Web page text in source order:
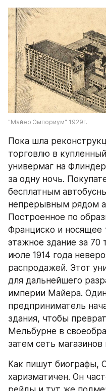
"Майер Эмпориум" 1929г.
Пока шла
торговлю в
универмаг на
за одну ночь.
бесплатным
непрерывным рядом
Построенное по
Франциско и носящее
этажное здание за 70
июле 1914 года
распродажей. Этот
для дальнейшего
империи Майера.
предприниматель
здания, чтобы
Мельбурне в
затем сеть
Как пишут биографы,
харизматичен. Он